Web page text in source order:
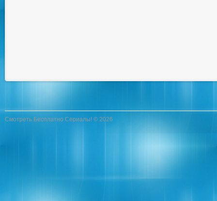
Смотреть Бесплатно Сериалы! © 2026